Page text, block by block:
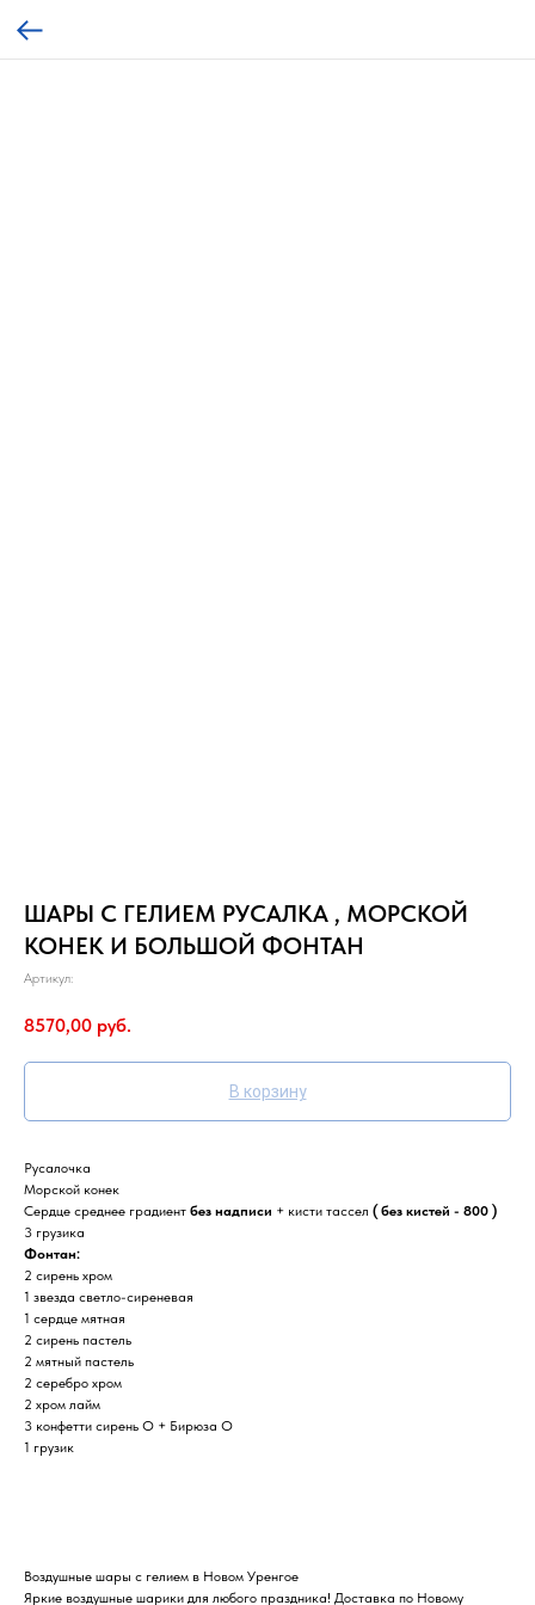
ШАРЫ С ГЕЛИЕМ РУСАЛКА , МОРСКОЙ
КОНЕК И БОЛЬШОЙ ФОНТАН
Артикул:
8570,00 руб.
В корзину
Русалочка
Морской конек
Сердце среднее градиент без надписи + кисти тассел ( без кистей - 800 )
3 грузика
Фонтан:
2 сирень хром
1 звезда светло-сиреневая
1 сердце мятная
2 сирень пастель
2 мятный пастель
2 серебро хром
2 хром лайм
3 конфетти сирень О + Бирюза О
1 грузик
Воздушные шары с гелием в Новом Уренгое
Яркие воздушные шарики для любого праздника! Доставка по Новому